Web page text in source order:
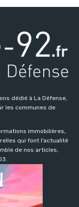
dédié à La Défense,
les communes de
immobilières,
qui font l’actualité
de nos articles,